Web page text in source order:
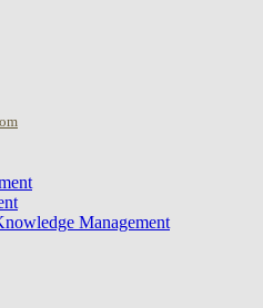
Management